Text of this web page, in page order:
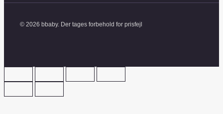
© 2026 bbaby. Der tages forbehold for prisfejl